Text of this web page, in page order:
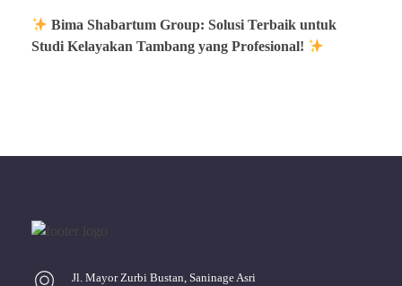
Bima Shabartum Group: Solusi Terbaik untuk
Studi Kelayakan Tambang yang Profesional!
Jl. Mayor Zurbi Bustan, Saninage Asri